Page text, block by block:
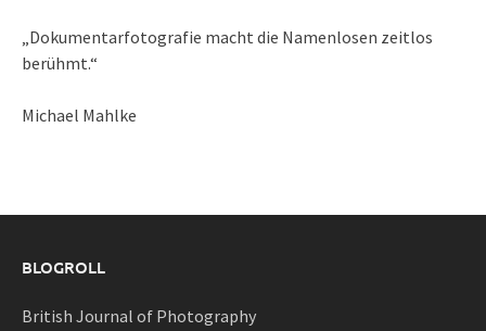
„Dokumentarfotografie macht die Namenlosen zeitlos
berühmt.“
Michael Mahlke
BLOGROLL
British Journal of Photography